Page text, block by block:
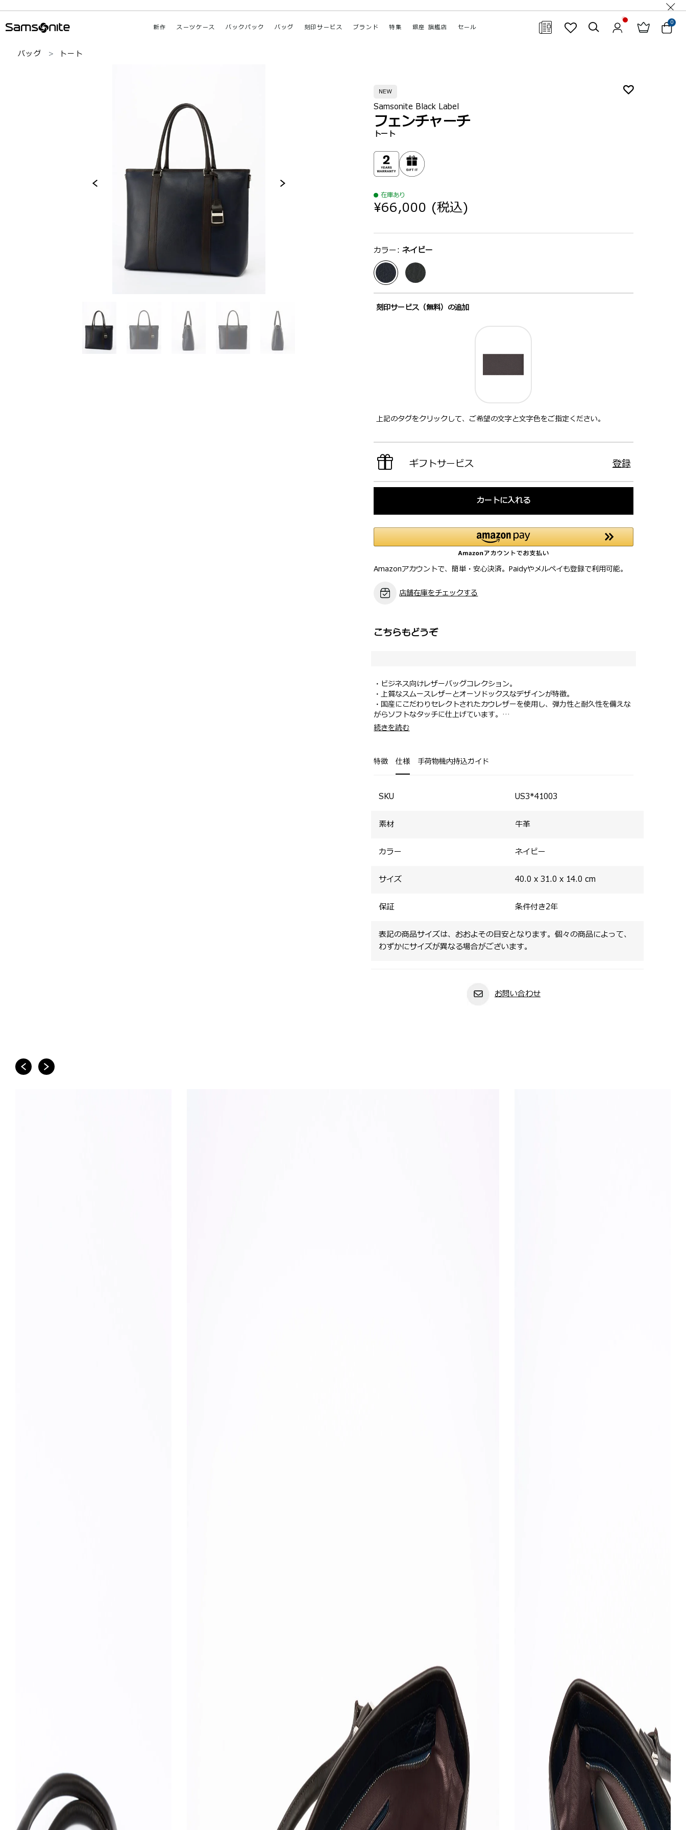
新作 スーツケース バックパック バッグ 刻印サービス ブランド 特集 銀座 旗艦店 セール
0
バッグ トート
NEW
Samsonite Black Label
フェンチャーチ
トート
在庫あり
¥66,000 (税込)
選択：
カラー:ネイビー
刻印サービス（無料）の追加
上記のタグをクリックして、ご希望の文字と文字色をご指定ください。
ギフトサービス 登録
カートに入れる
Amazonアカウントで、簡単・安心決済。Paidyやメルペイも登録で利用可能。
店舗在庫をチェックする
こちらもどうぞ
・ビジネス向けレザーバッグコレクション。
・上質なスムースレザーとオーソドックスなデザインが特徴。
・国産にこだわりセレクトされたカウレザーを使用し、弾力性と耐久性を備えな
がらソフトなタッチに仕上げています。
・染料にて着色し、トップコート仕上げにて、撥水性を備え色落ちしにくい仕様
に、型崩れを軽減する役割を担います。
・自立性があり、商談時のスマートな所作をサポートします。
続きを読む
特徴 仕様 手荷物機内持込ガイド
SKU US3*41003
素材 牛革
カラー ネイビー
サイズ 40.0 x 31.0 x 14.0 cm
保証 条件付き2年
表記の商品サイズは、おおよその目安となります。個々の商品によって、
わずかにサイズが異なる場合がございます。
お問い合わせ